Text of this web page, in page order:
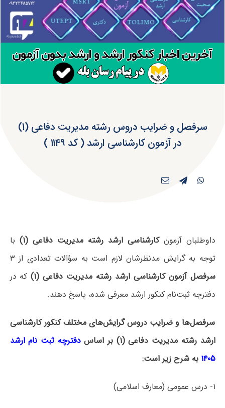
سرفصل و ضرایب دروس رشته مدیریت دفاعی (۱)
در آزمون کارشناسی ارشد ( کد ۱۱۴۹ )
داوطلبان آزمونکارشناسی ارشد رشته مدیریت دفاعی (۱)
با
توجه به گرایش مدنظرشان لازم است به سؤالات تعدادی از ۳
سرفصل آزمون کارشناسی ارشد رشته مدیریت دفاعی (۱) که در
دفترچه‌ ثبت‌نام کنکور ارشد معرفی شده، پاسخ دهند.
سرفصل‌ها و ضرایب دروس گرایش‌های مختلف کنکور کارشناسی
ارشد رشته مدیریت دفاعی (۱) بر اساس
دفترچه ثبت نام ارشد
۱۴۰۵ به شرح زیر است:
۱- درس عمومی (معارف اسلامی)